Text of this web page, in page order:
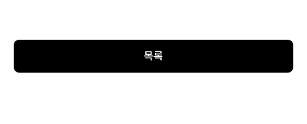
목록